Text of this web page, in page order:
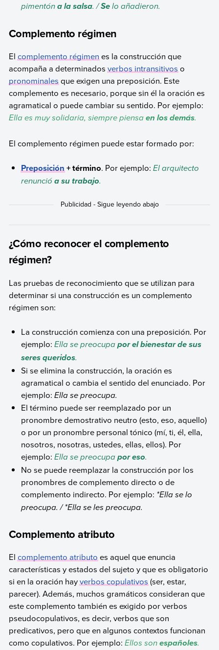
pimentón a la salsa. /Selo añadieron.
Complemento régimen
Elcomplemento régimenes la construcción que
acompaña a determinadosverbos intransitivoso
pronominalesque exigen una preposición. Este
complemento es necesario, porque sin él la oración es
agramatical o puede cambiar su sentido. Por ejemplo:
Ella es muy solidaria, siempre piensa en los demás.
El complemento régimen puede estar formado por:
Preposición+ término. Por ejemplo:El arquitecto
renuncióa su trabajo.
¿Cómo reconocer el complemento
régimen?
Las pruebas de reconocimiento que se utilizan para
determinar si una construcción es un complemento
régimen son:
La construcción comienza con una preposición. Por
ejemplo:Ella se preocupapor el bienestar de sus
seres queridos.
Si se elimina la construcción, la oración es
agramatical o cambia el sentido del enunciado. Por
ejemplo:Ella se preocupa.
El término puede ser reemplazado por un
pronombre demostrativo neutro (esto, eso, aquello)
o por un pronombre personal tónico (mí, ti, él, ella,
nosotros, nosotras, ustedes, ellas, ellos). Por
ejemplo: Ella se preocupapor eso.
No se puede reemplazar la construcción por los
pronombres de complemento directo o de
complemento indirecto. Por ejemplo: *Ella se lo
preocupa. / *Ella se les preocupa.
Complemento atributo
Elcomplemento atributoes aquel que enuncia
características y estados del sujeto y que es obligatorio
si en la oración hayverbos copulativos(ser, estar,
parecer). Además, muchos gramáticos consideran que
este complemento también es exigido por verbos
pseudocopulativos, es decir, verbos que son
predicativos, pero que en algunos contextos funcionan
como copulativos. Por ejemplo: Ellos son españoles.